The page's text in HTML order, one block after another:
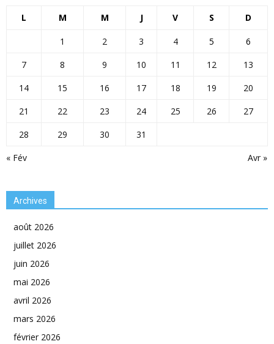
L M M J V S D
« Fév Avr »
1 2 3 4 5
6
7
8 9 10 11 12
13
14
15 16 17 18 19
20
21
22 23 24 25 26
27
28
29 30 31
Archives
août 2026
juillet 2026
juin 2026
mai 2026
avril 2026
mars 2026
février 2026